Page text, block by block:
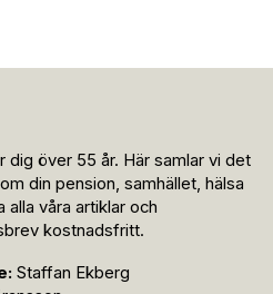
över 55 år. Här samlar vi det
din pension, samhället, hälsa
alla våra artiklar och
kostnadsfritt.
Staffan Ekberg